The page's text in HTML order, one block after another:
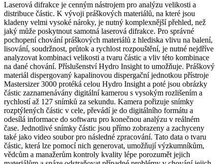
Laserová difrakce je cenným nástrojem pro analýzu velikosti a
distribuce částic. K vývoji práškových materiálů, na které jsou
kladeny velmi vysoké nároky, je nutný komplexnější přehled, než
jaký může poskytnout samotná laserová difrakce. Pro správné
pochopení chování práškových materiálů z hlediska vlivu na balení,
lisování, soudržnost, průtok a rychlost rozpouštění, je nutné nejdříve
analyzovat kombinaci velikosti a tvaru částic a vliv této kombinace
na dané chování. Příslušenství Hydro Insight to umožňuje. Práškový
materiál dispergovaný kapalinovou dispergační jednotkou přístroje
Mastersizer 3000 protéká celou Hydro Insight a poté jsou obrázky
částic zaznamenávány digitální kamerou s vysokým rozlišením a
rychlostí až 127 snímků za sekundu. Kamera pořizuje snímky
rozptýlených částic v cele, převádí je do digitálního formátu a
odesílá informace do softwaru pro konečnou analýzu v reálném
čase. Jednotlivé snímky částic jsou přímo zobrazeny a zachyceny
také jako video soubor pro následné zpracování. Tato data o tvaru
částic, která lze pomocí nich generovat, umožňují výzkumníkům,
vědcům a manažerům kontroly kvality lépe porozumět jejich